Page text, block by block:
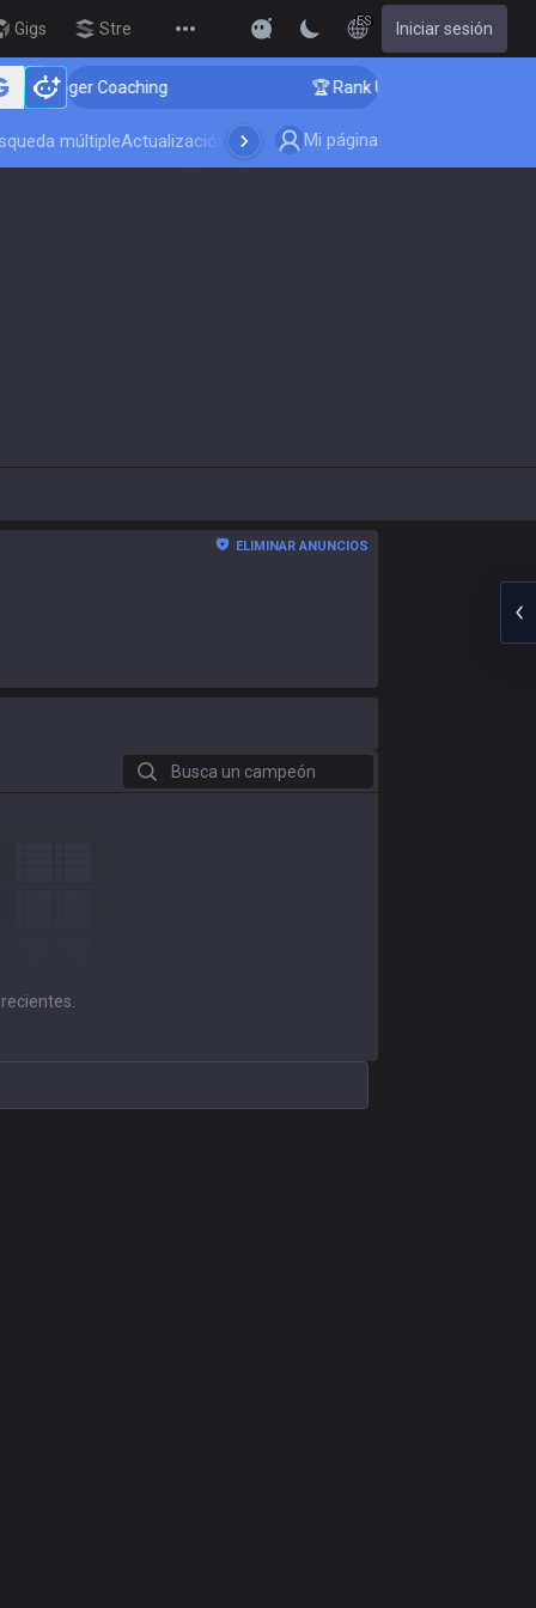
Gigs Streamer Overlay New
ES Iniciar sesión
Coaching 🏆 Rank Up in 3 Days! Challenger
múltipleActualización del juego Mi página
ELIMINAR ANUNCIOS
Busca un campeón